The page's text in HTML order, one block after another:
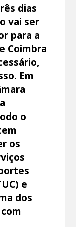
dias
vai ser
para a
Coimbra
Em
o
os
e
dos